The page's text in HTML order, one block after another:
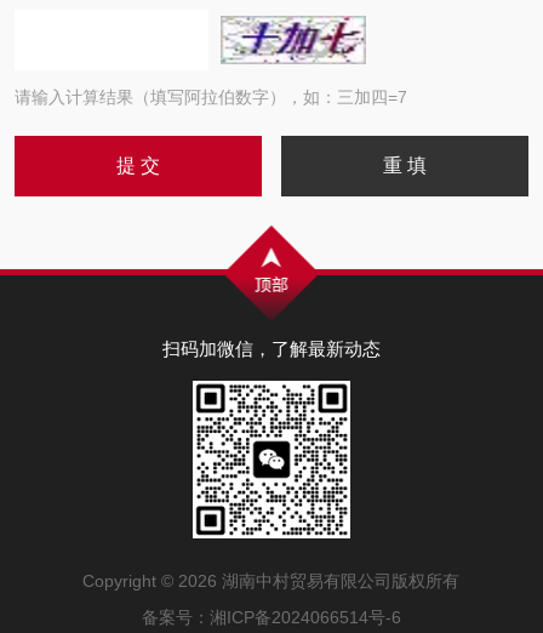
请输入计算结果（填写阿拉伯数字），如：三加四=7
扫码加微信，了解最新动态
Copyright © 2026 湖南中村贸易有限公司版权所有
备案号：湘ICP备2024066514号-6